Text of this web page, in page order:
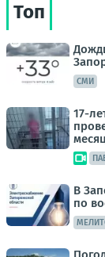
Топ
СМИ
17-
В
по